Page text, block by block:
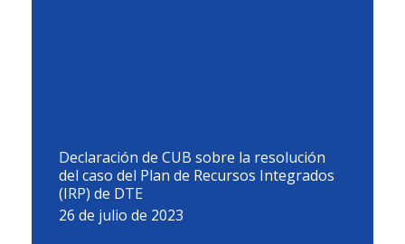
Declaración de CUB sobre la resolución
del caso del Plan de Recursos Integrados
(IRP) de DTE
26 de julio de 2023